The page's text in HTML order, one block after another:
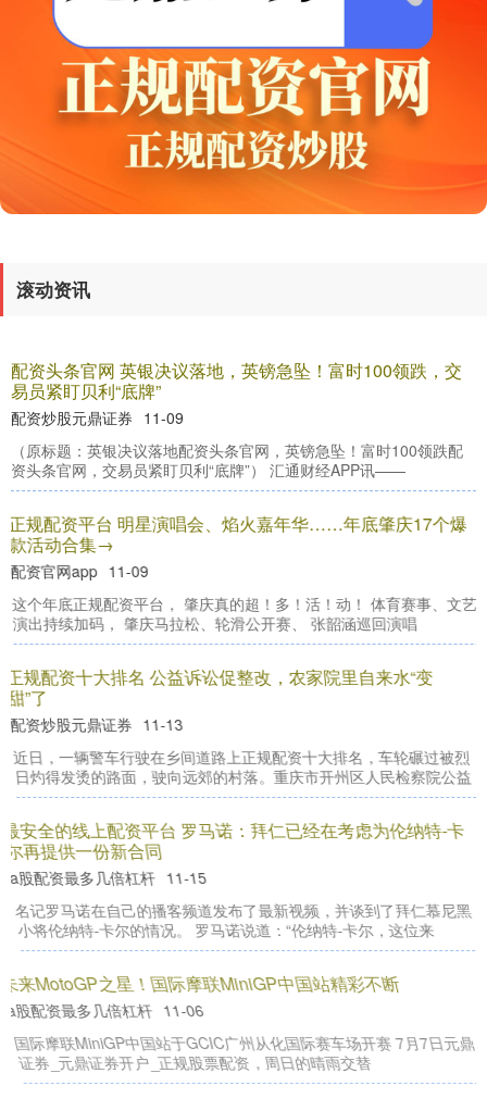
基金指数 7242.10 +12.30 +0.17%
国债指数
期指IC0 7877.80 +164.40 +2.13%
滚动资讯
配资头条官网 英银决议落地，英镑急坠！富时100领跌，交
易员紧盯贝利“底牌”
配资炒股元鼎证券 11-09
（原标题：英银决议落地配资头条官网，英镑急坠！富时100领跌配
资头条官网，交易员紧盯贝利“底牌”） 汇通财经APP讯——
正规配资平台 明星演唱会、焰火嘉年华……年底肇庆17个爆
款活动合集→
配资官网app 11-09
这个年底正规配资平台， 肇庆真的超！多！活！动！ 体育赛事、文艺
演出持续加码， 肇庆马拉松、轮滑公开赛、 张韶涵巡回演唱
正规配资十大排名 公益诉讼促整改，农家院里自来水“变
甜”了
配资炒股元鼎证券 11-13
近日，一辆警车行驶在乡间道路上正规配资十大排名，车轮碾过被烈
日灼得发烫的路面，驶向远郊的村落。重庆市开州区人民检察院公益
最安全的线上配资平台 罗马诺：拜仁已经在考虑为伦纳特-卡
尔再提供一份新合同
a股配资最多几倍杠杆 11-15
名记罗马诺在自己的播客频道发布了最新视频，并谈到了拜仁慕尼黑
小将伦纳特-卡尔的情况。 罗马诺说道：“伦纳特-卡尔，这位来
未来MotoGP之星！国际摩联MiniGP中国站精彩不断
a股配资最多几倍杠杆
11-06
国际摩联MiniGP中国站于GCIC广州从化国际赛车场开赛 7月7日元鼎
证券_元鼎证券开户_正规股票配资，周日的晴雨交替